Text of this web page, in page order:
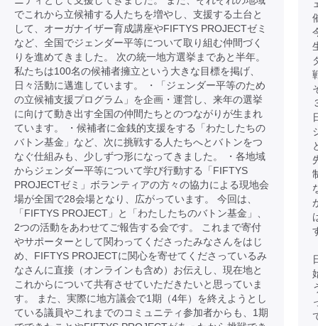
でこれから立候補する人たちを増やし、支援する土台と
して、オーガナイザー育成講座やFIFTYS PROJECTゼミ
など、全国でジェンダー平等について取り組む仲間づく
りを進めてきました。 次の統一地方選挙まであと半年。
私たちは100名の候補者擁立という大きな目標を掲げ、
日々活動に邁進しています。 ・「ジェンダー平等のため
の立候補支援プログラム」を企画・運営し、来年の選挙
に向けて動き出す全国の仲間たちとのつながりが生まれ
ています。 ・候補者に金銭的支援をする「わたしたちの
バトン基金」など、次に挑戦する人たちへとバトンをつ
なぐ仕組みも、少しずつ形になってきました。 ・各地域
からジェンダー平等について学び行動する「FIFTYS
PROJECTゼミ」ボランティアの方々の協力による現地会
場が全国で28会場となり、広がっています。 今回は、
「FIFTYS PROJECT」と「わたしたちのバトン基金」、
2つの活動をあわせてご報告する会です。 これまで寄付
やサポーターとして関わってくださったみなさんをはじ
め、FIFTYS PROJECTに関心を寄せてくださっているみ
なさんに直接（オンラインも含め）お伝えし、現在地と
これからについて共有させていただきたいと思っていま
す。 また、実際に地方議会で1期（4年）を終えようとし
ている議員やこれまでのコミュニティ参加者からも、1期